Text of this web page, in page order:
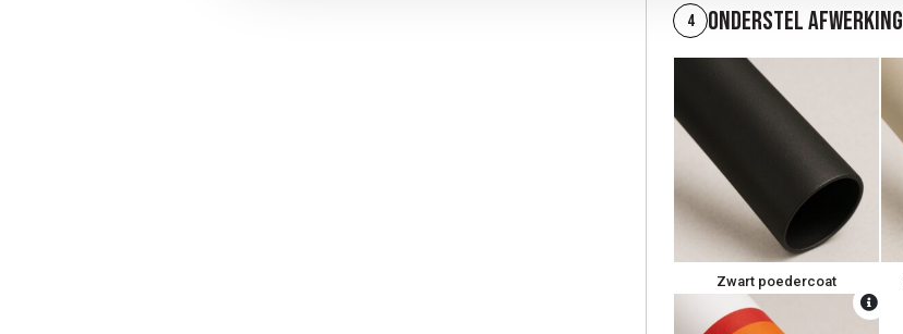
4 Onderstel afwerking
Zwart poedercoat